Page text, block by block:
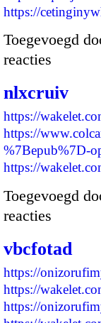
https://
Toegevoegd
reacties
nlxcruiv
https://
https://
%7Bepub%7D-
https://
Toegevoegd
reacties
vbcfotad
https://
https://
https://